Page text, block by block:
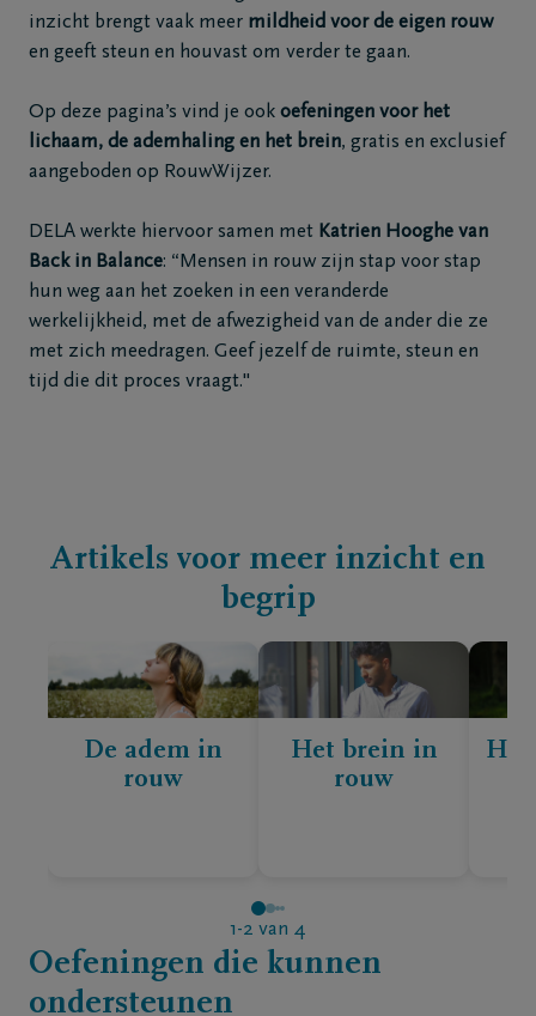
inzicht brengt vaak meer mildheid voor de eigen rouw
en geeft steun en houvast om verder te gaan.
Op deze pagina’s vind je ook oefeningen voor het
lichaam, de ademhaling en het brein, gratis en exclusief
aangeboden op RouwWijzer.
DELA werkte hiervoor samen met Katrien Hooghe van
Back in Balance: “Mensen in rouw zijn stap voor stap
hun weg aan het zoeken in een veranderde
werkelijkheid, met de afwezigheid van de ander die ze
met zich meedragen. Geef jezelf de ruimte, steun en
tijd die dit proces vraagt."
Artikels voor meer inzicht en
begrip
De adem in
rouw
Het brein in
rouw
Het
1-2 van 4
Oefeningen die kunnen
ondersteunen